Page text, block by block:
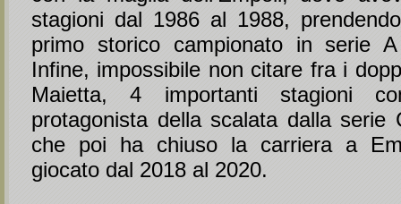
stagioni dal 1986 al 1988,
primo storico campionato in serie
Infine, impossibile non citare fra i
Maietta, 4 importanti stagioni
protagonista della scalata dalla serie
che poi ha chiuso la carriera a
giocato dal 2018 al 2020.